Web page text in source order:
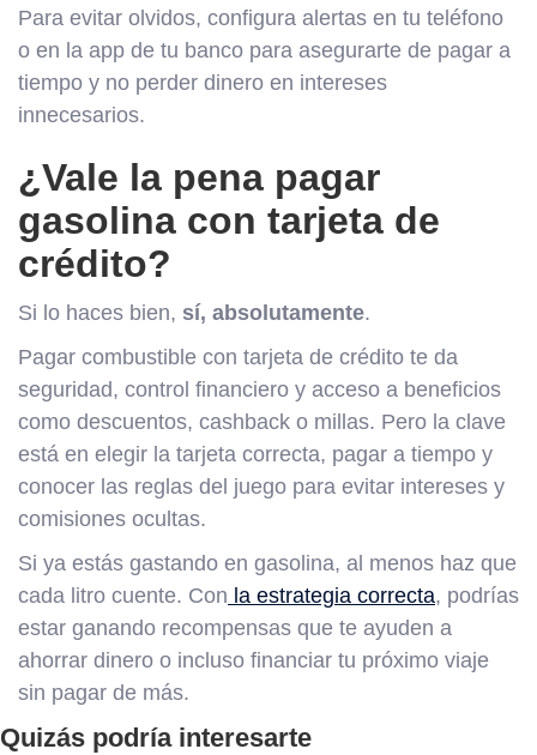
Para evitar olvidos, configura alertas en tu teléfono
o en la app de tu banco para asegurarte de pagar a
tiempo y no perder dinero en intereses
innecesarios.
¿Vale la pena pagar
gasolina con tarjeta de
crédito?
Si lo haces bien, sí, absolutamente.
Pagar combustible con tarjeta de crédito te da
seguridad, control financiero y acceso a beneficios
como descuentos, cashback o millas. Pero la clave
está en elegir la tarjeta correcta, pagar a tiempo y
conocer las reglas del juego para evitar intereses y
comisiones ocultas.
Si ya estás gastando en gasolina, al menos haz que
cada litro cuente. Con la estrategia correcta, podrías
estar ganando recompensas que te ayuden a
ahorrar dinero o incluso financiar tu próximo viaje
sin pagar de más.
Quizás podría interesarte